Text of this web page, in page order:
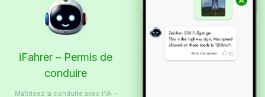
iFahrer – Permis de
conduire
Maîtrisez la conduite avec l’IA –